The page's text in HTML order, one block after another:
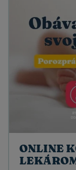
ONLINE